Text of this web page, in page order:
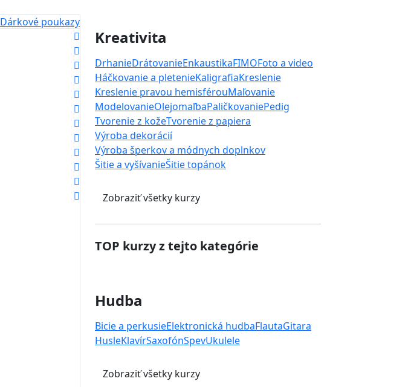
Dárkové poukazy
Kreativita
DrhanieDrátovanieEnkaustikaFIMOFoto a video
Háčkovanie a pletenieKaligrafiaKreslenie
Kreslenie pravou hemisférouMaľovanie
ModelovanieOlejomaľbaPaličkovaniePedig
Tvorenie z kožeTvorenie z papiera
Výroba dekorácií
Výroba šperkov a módnych doplnkov
Šitie a vyšívanieŠitie topánok
Zobraziť všetky kurzy
TOP kurzy z tejto kategórie
Hudba
Bicie a perkusieElektronická hudbaFlautaGitara
HusleKlavírSaxofónSpevUkulele
Zobraziť všetky kurzy